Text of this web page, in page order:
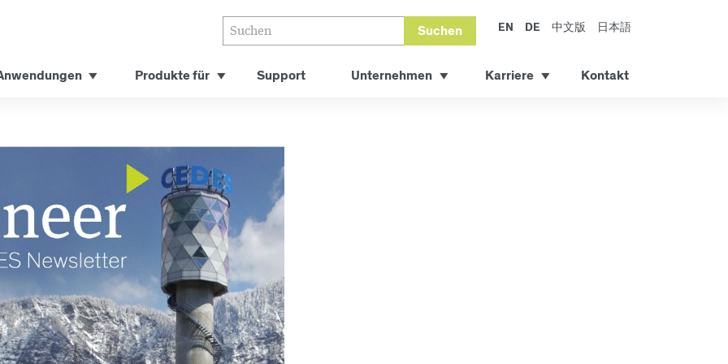
Suchen EN DE 中文版 日本語
Produkte für Support Unternehmen Karriere Kontakt